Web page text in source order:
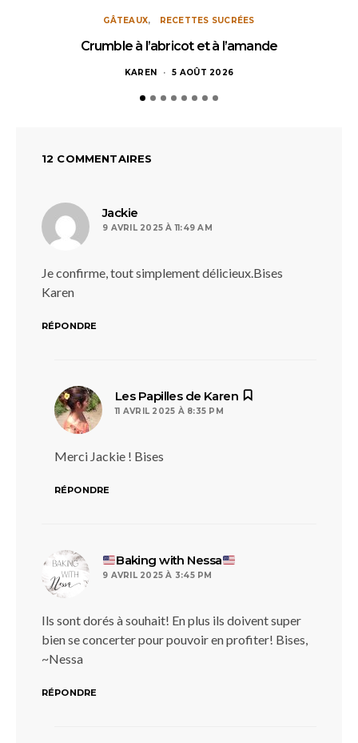
GÂTEAUX RECETTES SUCRÉES
Crumble à l’abricot et à l’amande
KAREN 5 AOÛT 2026
12 COMMENTAIRES
Jackie
9 AVRIL 2025 À 11:49 AM
Je confirme, tout simplement délicieux.Bises
Karen
RÉPONDRE
Les Papilles de Karen
11 AVRIL 2025 À 8:35 PM
Merci Jackie ! Bises
RÉPONDRE
Baking with Nessa
9 AVRIL 2025 À 3:45 PM
Ils sont dorés à souhait! En plus ils doivent super
bien se concerter pour pouvoir en profiter! Bises,
~Nessa
RÉPONDRE